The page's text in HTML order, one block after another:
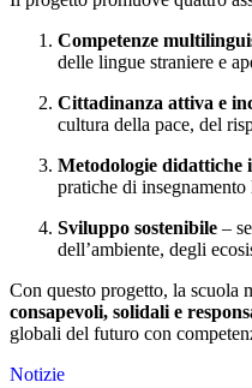
Competenze
delle lingue straniere e
Cittadinanza attiva e
cultura della pace, del
Metodologie didattiche
pratiche di
Sviluppo sostenibile –
dell’ambiente, degli
Con questo progetto, la scuola
consapevoli, solidali e
globali del futuro con
Notizie